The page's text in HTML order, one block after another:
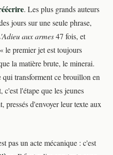
. Les plus grands auteurs
jours sur une seule phrase,
aux armes47 fois, et
le premier jet est toujours
la matière brute, le minerai.
transforment ce brouillon en
l'étape que les jeunes
pressés d'envoyer leur texte aux
pas un acte mécanique : c'est